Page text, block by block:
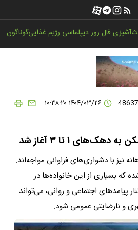
آشپزیفال روزدیپلماسی رژیم غذاییگوناگون
نیز با دشواری‌های فراوانی مواجه‌اند.
که بسیاری از این خانواده‌ها در
پیامدهای اجتماعی و روانی، می‌تواند
و نارضایتی عمومی شود.